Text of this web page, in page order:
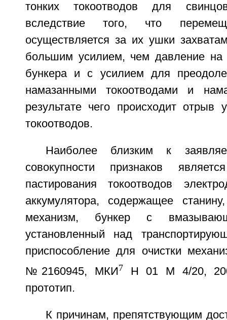
тонких токоотводов для
вследствие того, что
осуществляется за их ушки
большим усилием, чем давление на
бункера и с усилием для
намазанными токоотводами и
результате чего происходит
токоотводов.
Наиболее близким к
совокупности признаков
пастирования токоотводов
аккумулятора, содержащее
механизм, бункер с
установленный над
приспособление для очистки
№2160945, МКИ7 Н 01 М 4/20,
прототип.
К причинам, препятствующим